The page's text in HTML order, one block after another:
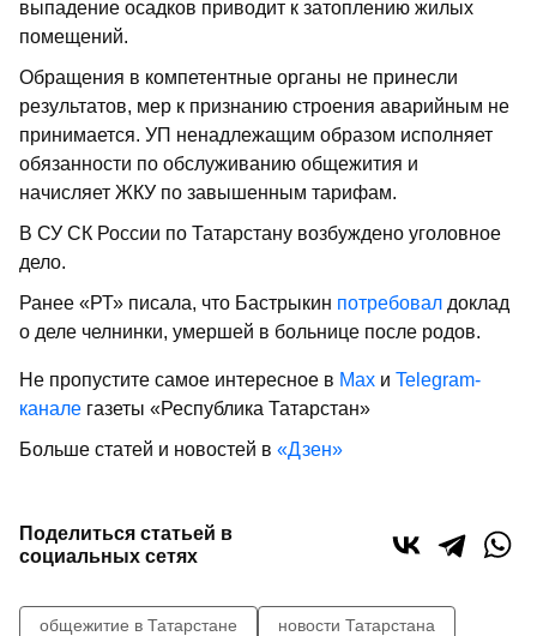
выпадение осадков приводит к затоплению жилых
помещений.
Обращения в компетентные органы не принесли
результатов, мер к признанию строения аварийным не
принимается. УП ненадлежащим образом исполняет
обязанности по обслуживанию общежития и
начисляет ЖКУ по завышенным тарифам.
В СУ СК России по Татарстану возбуждено уголовное
дело.
Ранее «РТ» писала, что Бастрыкин потребовал доклад
о деле челнинки, умершей в больнице после родов.
Не пропустите самое интересное в Max и Telegram-
канале газеты «Республика Татарстан»
Больше статей и новостей в «Дзен»
Поделиться статьей в
социальных сетях
общежитие в Татарстане
новости Татарстана